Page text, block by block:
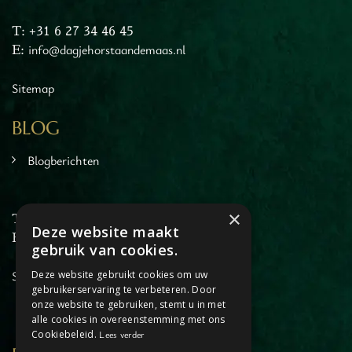
T: +31 6 27 34 46 45
E: info@dagjehorstaandemaas.nl
Sitemap
BLOG
Blogberichten
T: +31 6 27 34 46 45
E:
info@dagjehorstaandemaas.nl
Sitemap
×
Deze website maakt
gebruik van cookies.
Deze website gebruikt cookies om uw
gebruikerservaring te verbeteren. Door
onze website te gebruiken, stemt u in met
alle cookies in overeenstemming met ons
Cookiebeleid. Lees verder